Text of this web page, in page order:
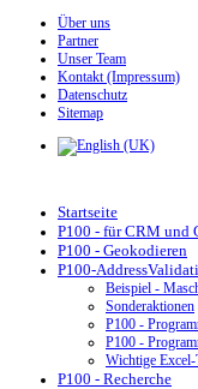
Über uns
Partner
Unser Team
Kontakt (Impressum)
Datenschutz
Sitemap
Startseite
P100 - für CRM und
P100 - Geokodieren
P100-
Beispiel -
Sonderaktionen
P100 -
P100 -
Wichtige
P100 - Recherche